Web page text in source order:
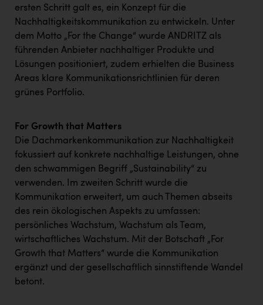
KIWI Kinderwunsch Institut Dr. Loimer
KLIPP Frisör
Kleider Bauer
Kremsmüller Anlagenbau GmbH
Maximarkt
Österreichischer Kachelofenverband
Orlen
Passage Linz
PEZ
PÜSPÖK
RE/MAX Welcome
ersten Schritt galt es, ein Konzept für die
Nachhaltigkeitskommunikation zu entwickeln. Unter
dem Motto „For the Change“ wurde ANDRITZ als
führenden Anbieter nachhaltiger Produkte und
Lösungen positioniert, zudem erhielten die Business
Areas klare Kommunikationsrichtlinien für deren
grünes Portfolio.
For Growth that Matters
Die Dachmarkenkommunikation zur Nachhaltigkeit
fokussiert auf konkrete nachhaltige Leistungen, ohne
den schwammigen Begriff „Sustainability“ zu
verwenden. Im zweiten Schritt wurde die
Kommunikation erweitert, um auch Themen abseits
des rein ökologischen Aspekts zu umfassen:
persönliches Wachstum, Wachstum als Team,
wirtschaftliches Wachstum. Mit der Botschaft „For
Growth that Matters“ wurde die Kommunikation
ergänzt und der gesellschaftlich sinnstiftende Wandel
betont.